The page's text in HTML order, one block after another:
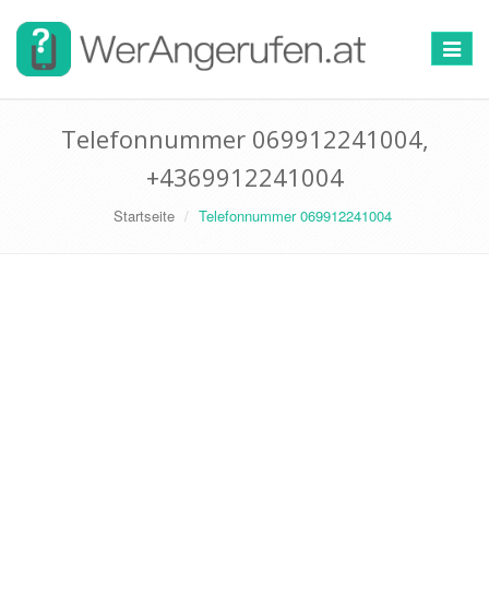
Toggle
Telefonnummer 069912241004,
+4369912241004
Startseite Telefonnummer 069912241004